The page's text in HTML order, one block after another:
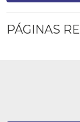
PÁGINAS